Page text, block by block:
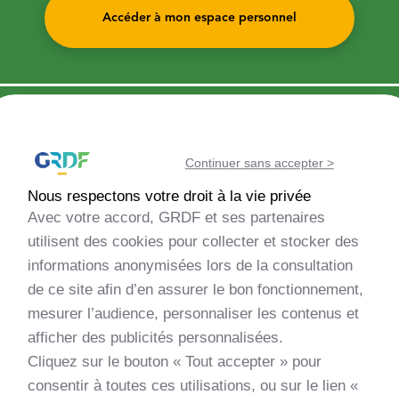
Accéder à mon espace personnel
Echanger avec la communauté
Evaluer la faisabilité de mon projet
Monter mon projet
Découvrir les nouveautés
Continuer sans accepter >
Nous respectons votre droit à la vie privée
Avec votre accord, GRDF et ses partenaires
utilisent des cookies pour collecter et stocker des
informations anonymisées lors de la consultation
de ce site afin d’en assurer le bon fonctionnement,
mesurer l’audience, personnaliser les contenus et
afficher des publicités personnalisées.
Cliquez sur le bouton « Tout accepter » pour
consentir à toutes ces utilisations, ou sur le lien «